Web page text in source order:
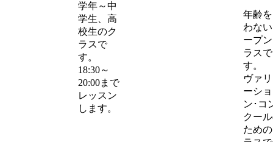
学年～中
学生、高
校生のク
ラスで
す。
18:30～
20:00まで
レッスン
します。
年齢
わな
ープ
ラスで
す。
ヴァ
ーショ
ン･コ
クー
ため